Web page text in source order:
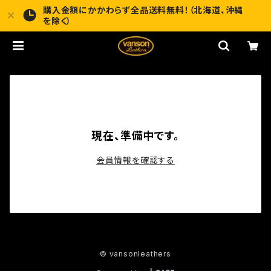
購入金額にかかわらず全品送料無料！（北海道、沖縄
を除く）
現在、準備中です。
会員情報を確認する
© vansonleathers